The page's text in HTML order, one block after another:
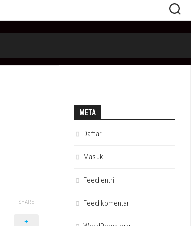
SHARE
META
Daftar
Masuk
Feed entri
Feed komentar